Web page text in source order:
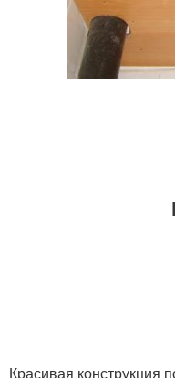
Красивая конструкция